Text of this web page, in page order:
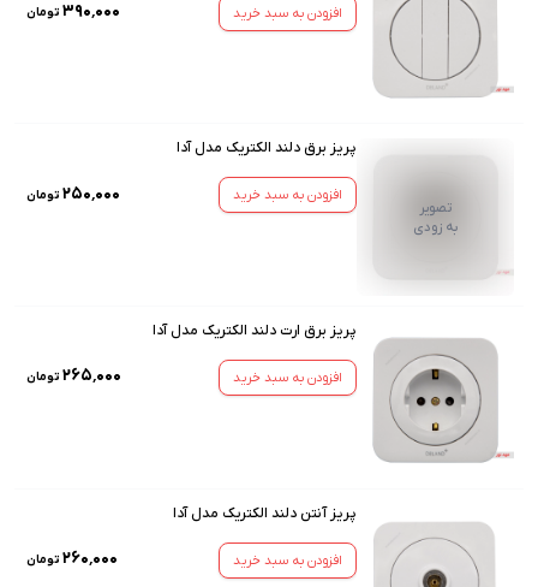
افزودن به سبد خرید ۳۹۰٬۰۰۰ تومان
تصویر
به زودی
پریز برق دلند الکتریک مدل آدا
افزودن به سبد خرید ۲۵۰٬۰۰۰ تومان
پریز برق ارت دلند الکتریک مدل آدا
افزودن به سبد خرید ۲۶۵٬۰۰۰ تومان
پریز آنتن دلند الکتریک مدل آدا
افزودن به سبد خرید ۲۶۰٬۰۰۰ تومان